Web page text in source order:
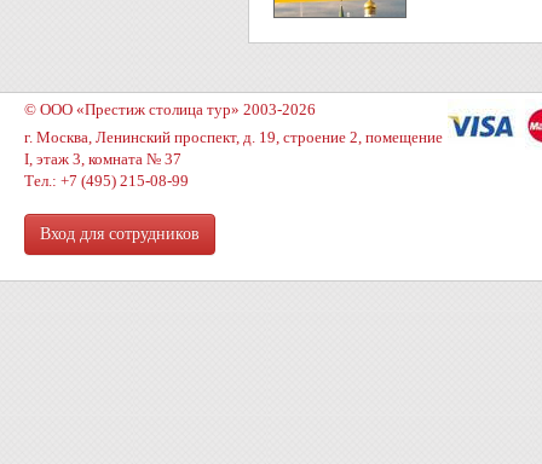
© ООО «Престиж столица тур» 2003-2026
г. Москва, Ленинский проспект, д. 19, строение 2, помещение
I, этаж 3, комната № 37
Тел.: +7 (495) 215-08-99
Вход для сотрудников